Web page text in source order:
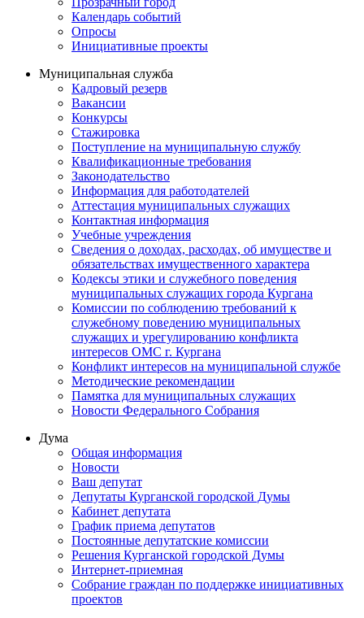
Календарь событий
Опросы
Инициативные проекты
Муниципальная служба
Кадровый резерв
Вакансии
Конкурсы
Стажировка
Поступление на муниципальную службу
Квалификационные требования
Законодательство
Информация для работодателей
Аттестация муниципальных служащих
Контактная информация
Учебные учреждения
Сведения о доходах, расходах, об имуществе и
обязательствах имущественного характера
Кодексы этики и служебного поведения
муниципальных служащих города Кургана
Комиссии по соблюдению требований к
служебному поведению муниципальных
служащих и урегулированию конфликта
интересов ОМС г. Кургана
Конфликт интересов на муниципальной службе
Методические рекомендации
Памятка для муниципальных служащих
Новости Федерального Cобрания
Дума
Общая информация
Новости
Ваш депутат
Депутаты Курганской городской Думы
Кабинет депутата
График приема депутатов
Постоянные депутатские комиссии
Решения Курганской городской Думы
Интернет-приемная
Собрание граждан по поддержке инициативных
проектов